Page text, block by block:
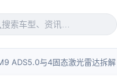
ADS5.0与4固态激光雷达拆解